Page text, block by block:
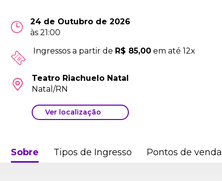
24 de Outubro de 2026
às 21:00
Ingressos a partir de R$ 85,00 em até 12x
Teatro Riachuelo Natal
Natal/RN
Ver localização
Sobre Tipos de Ingresso Pontos de venda